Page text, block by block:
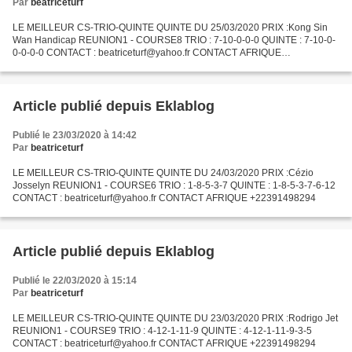
Par beatriceturf
LE MEILLEUR CS-TRIO-QUINTE QUINTE DU 25/03/2020 PRIX :Kong Sin
Wan Handicap REUNION1 - COURSE8 TRIO : 7-10-0-0-0 QUINTE : 7-10-0-
0-0-0-0 CONTACT : beatriceturf@yahoo.fr CONTACT AFRIQUE
Article publié depuis Eklablog
Publié le 23/03/2020 à 14:42
Par beatriceturf
LE MEILLEUR CS-TRIO-QUINTE QUINTE DU 24/03/2020 PRIX :Cézio
Josselyn REUNION1 - COURSE6 TRIO : 1-8-5-3-7 QUINTE : 1-8-5-3-7-6-12
CONTACT : beatriceturf@yahoo.fr CONTACT AFRIQUE +22391498294
Article publié depuis Eklablog
Publié le 22/03/2020 à 15:14
Par beatriceturf
LE MEILLEUR CS-TRIO-QUINTE QUINTE DU 23/03/2020 PRIX :Rodrigo Jet
REUNION1 - COURSE9 TRIO : 4-12-1-11-9 QUINTE : 4-12-1-11-9-3-5
CONTACT : beatriceturf@yahoo.fr CONTACT AFRIQUE +22391498294